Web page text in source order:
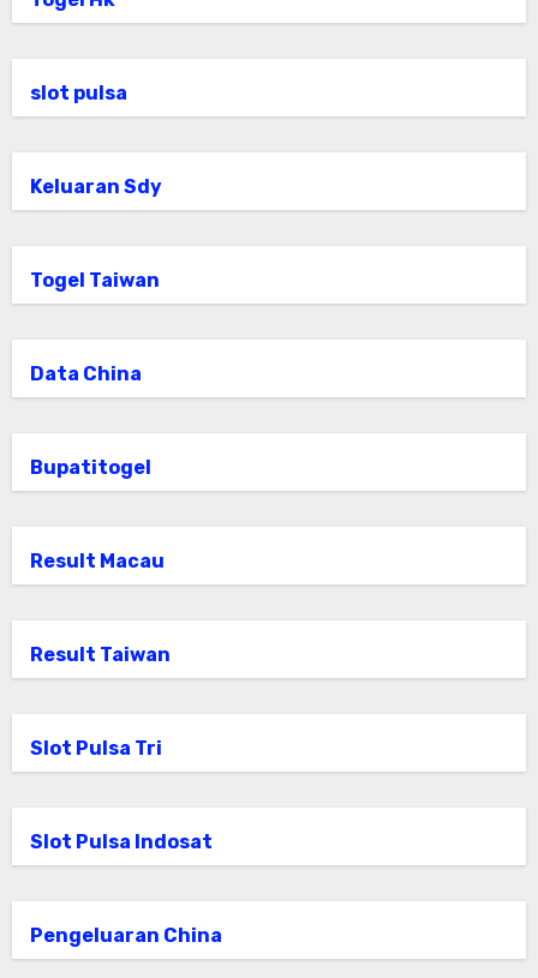
slot pulsa
Keluaran Sdy
Togel Taiwan
Data China
Bupatitogel
Result Macau
Result Taiwan
Slot Pulsa Tri
Slot Pulsa Indosat
Pengeluaran China